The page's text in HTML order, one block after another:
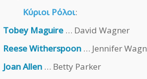
Κύριοι Ρόλοι:
Tobey Maguire … David Wagner
Reese Witherspoon … Jennifer
Joan Allen … Betty Parker